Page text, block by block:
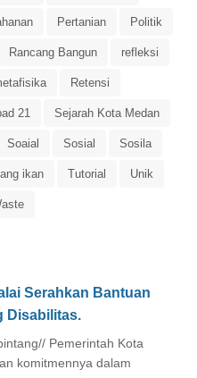
Pertanian Politik
Rancang Bangun refleksi
Retensi
21 Sejarah Kota Medan
Soaial Sosial Sosila
ikan Tutorial Unik
Serahkan Bantuan
Disabilitas.
Pemerintah Kota
komitmennya dalam